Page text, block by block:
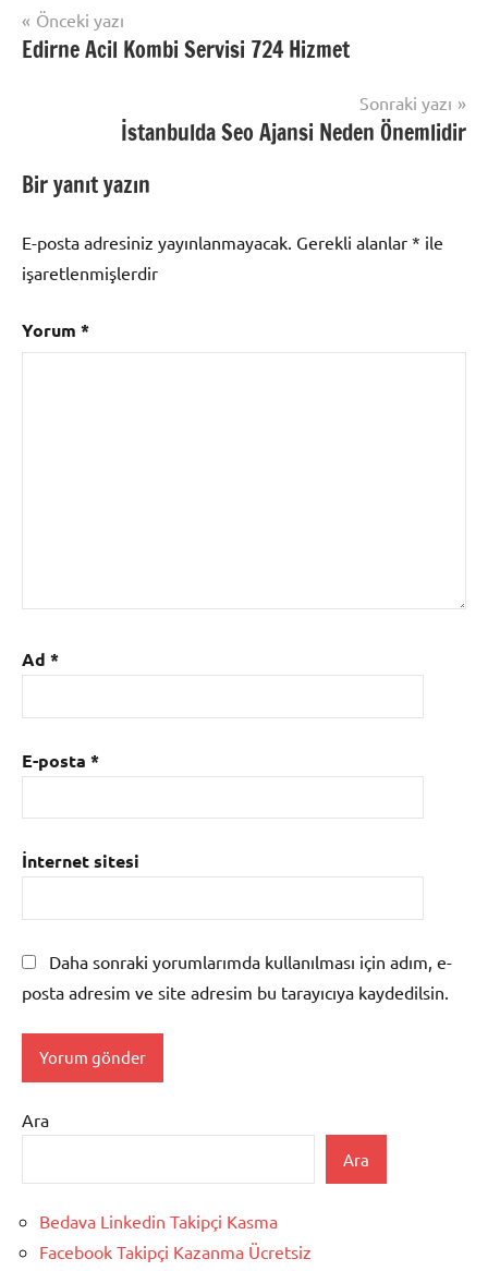
Yazı
gezinmesi
Önceki yazı
Edirne Acil Kombi Servisi 724 Hizmet
Sonraki yazı
İstanbulda Seo Ajansi Neden Önemlidir
Bir yanıt yazın
E-posta adresiniz yayınlanmayacak. Gerekli alanlar * ile
işaretlenmişlerdir
Yorum *
Ad *
E-posta *
İnternet sitesi
Daha sonraki yorumlarımda kullanılması için adım, e-
posta adresim ve site adresim bu tarayıcıya kaydedilsin.
Ara
Ara
Bedava Linkedin Takipçi Kasma
Facebook Takipçi Kazanma Ücretsiz